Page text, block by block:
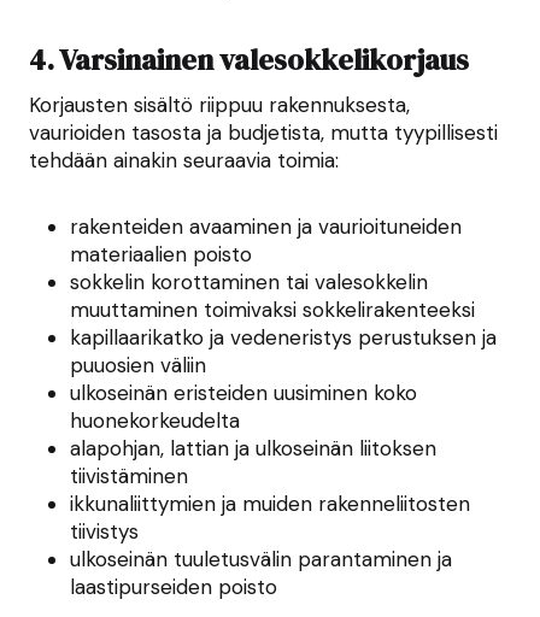
4. Varsinainen valesokkelikorjaus
Korjausten sisältö riippuu rakennuksesta,
vaurioiden tasosta ja budjetista, mutta tyypillisesti
tehdään ainakin seuraavia toimia:
rakenteiden avaaminen ja vaurioituneiden
materiaalien poisto
sokkelin korottaminen tai valesokkelin
muuttaminen toimivaksi sokkelirakenteeksi
kapillaarikatko ja vedeneristys perustuksen ja
puuosien väliin
ulkoseinän eristeiden uusiminen koko
huonekorkeudelta
alapohjan, lattian ja ulkoseinän liitoksen
tiivistäminen
ikkunaliittymien ja muiden rakenneliitosten
tiivistys
ulkoseinän tuuletusvälin parantaminen ja
laastipurseiden poisto